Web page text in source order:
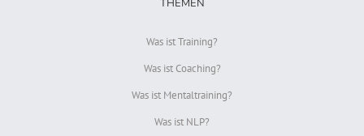
THEMEN
Was ist Training?
Was ist Coaching?
Was ist Mentaltraining?
Was ist NLP?